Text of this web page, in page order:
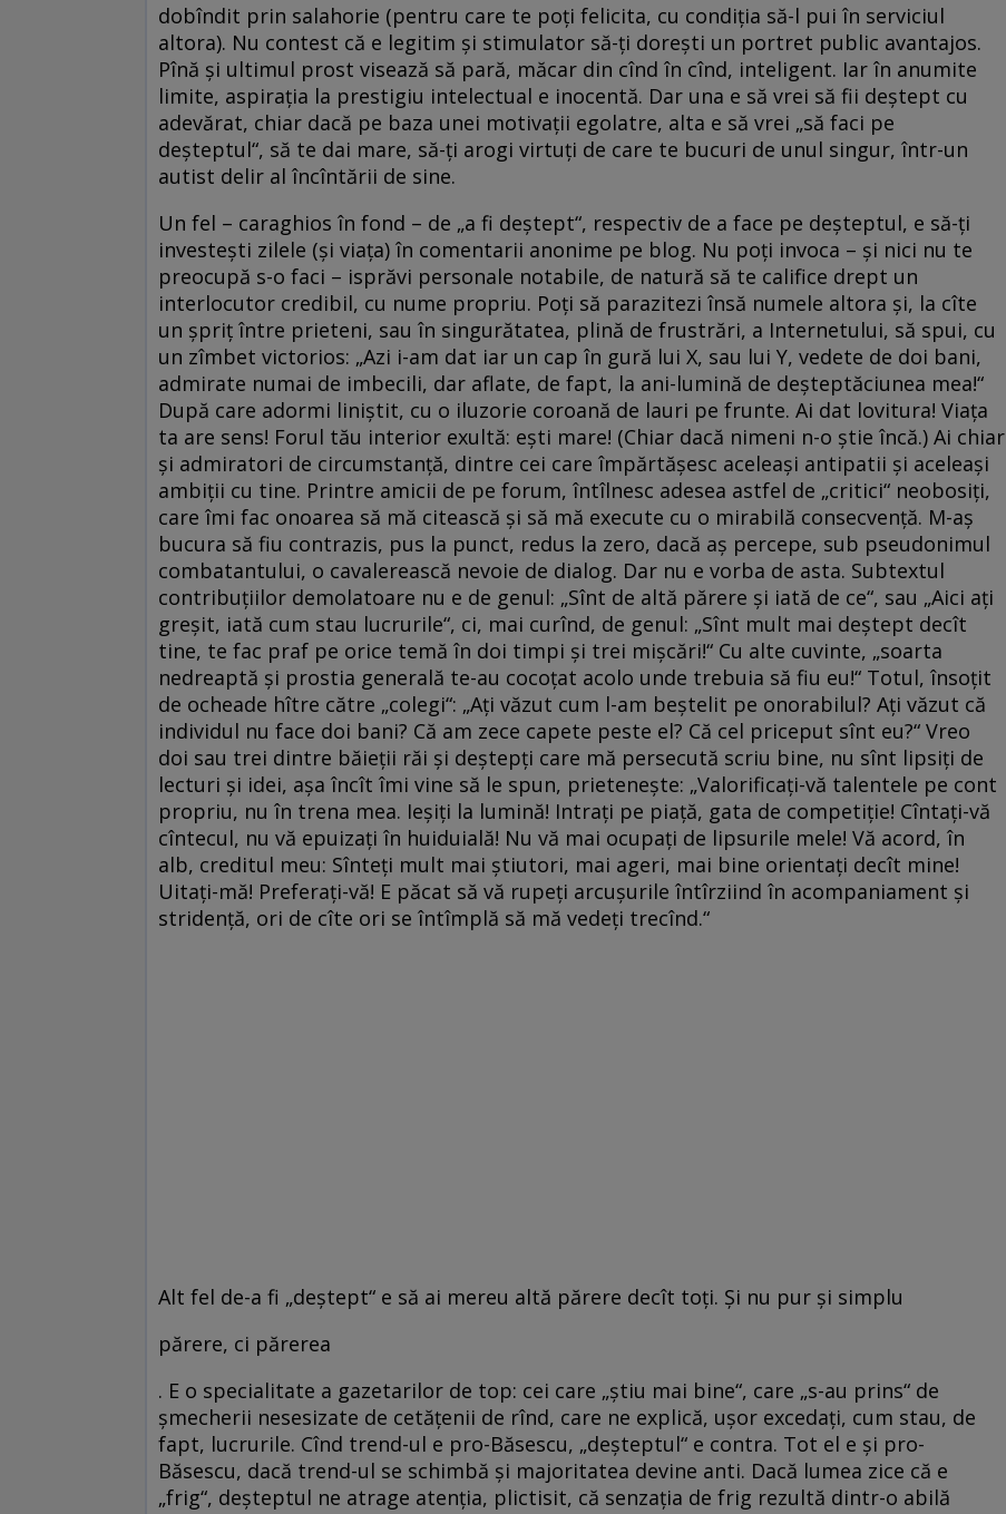
dobîndit prin salahorie (pentru care te poţi felicita, cu condiţia să-l pui în serviciul
altora). Nu contest că e legitim şi stimulator să-ţi doreşti un portret public avantajos.
Pînă şi ultimul prost visează să pară, măcar din cînd în cînd, inteligent. Iar în anumite
limite, aspiraţia la prestigiu intelectual e inocentă. Dar una e să vrei să fii deştept cu
adevărat, chiar dacă pe baza unei motivaţii egolatre, alta e să vrei „să faci pe
deşteptul“, să te dai mare, să-ţi arogi virtuţi de care te bucuri de unul singur, într-un
autist delir al încîntării de sine.
Un fel – caraghios în fond – de „a fi deştept“, respectiv de a face pe deşteptul, e să-ţi
investeşti zilele (şi viaţa) în comentarii anonime pe blog. Nu poţi invoca – şi nici nu te
preocupă s-o faci – isprăvi personale notabile, de natură să te califice drept un
interlocutor credibil, cu nume propriu. Poţi să parazitezi însă numele altora şi, la cîte
un şpriţ între prieteni, sau în singurătatea, plină de frustrări, a Internetului, să spui, cu
un zîmbet victorios: „Azi i-am dat iar un cap în gură lui X, sau lui Y, vedete de doi bani,
admirate numai de imbecili, dar aflate, de fapt, la ani-lumină de deşteptăciunea mea!“
După care adormi liniştit, cu o iluzorie coroană de lauri pe frunte. Ai dat lovitura! Viaţa
ta are sens! Forul tău interior exultă: eşti mare! (Chiar dacă nimeni n-o ştie încă.) Ai chiar
şi admiratori de circumstanţă, dintre cei care împărtăşesc aceleaşi antipatii şi aceleaşi
ambiţii cu tine. Printre amicii de pe forum, întîlnesc adesea astfel de „critici“ neobosiţi,
care îmi fac onoarea să mă citească şi să mă execute cu o mirabilă consecvenţă. M-aş
bucura să fiu contrazis, pus la punct, redus la zero, dacă aş percepe, sub pseudonimul
combatantului, o cavalerească nevoie de dialog. Dar nu e vorba de asta. Subtextul
contribuţiilor demolatoare nu e de genul: „Sînt de altă părere şi iată de ce“, sau „Aici aţi
greşit, iată cum stau lucrurile“, ci, mai curînd, de genul: „Sînt mult mai deştept decît
tine, te fac praf pe orice temă în doi timpi şi trei mişcări!“ Cu alte cuvinte, „soarta
nedreaptă şi prostia generală te-au cocoţat acolo unde trebuia să fiu eu!“ Totul, însoţit
de ocheade hître către „colegi“: „Aţi văzut cum l-am beştelit pe onorabilul? Aţi văzut că
individul nu face doi bani? Că am zece capete peste el? Că cel priceput sînt eu?“ Vreo
doi sau trei dintre băieţii răi şi deştepţi care mă persecută scriu bine, nu sînt lipsiţi de
lecturi şi idei, aşa încît îmi vine să le spun, prieteneşte: „Valorificaţi-vă talentele pe cont
propriu, nu în trena mea. Ieşiţi la lumină! Intraţi pe piaţă, gata de competiţie! Cîntaţi-vă
cîntecul, nu vă epuizaţi în huiduială! Nu vă mai ocupaţi de lipsurile mele! Vă acord, în
alb, creditul meu: Sînteţi mult mai ştiutori, mai ageri, mai bine orientaţi decît mine!
Uitaţi-mă! Preferaţi-vă! E păcat să vă rupeţi arcuşurile întîrziind în acompaniament şi
stridenţă, ori de cîte ori se întîmplă să mă vedeţi trecînd.“
Alt fel de-a fi „deştept“ e să ai mereu altă părere decît toţi. Şi nu pur şi simplu
părere, ci părerea
. E o specialitate a gazetarilor de top: cei care „ştiu mai bine“, care „s-au prins“ de
şmecherii nesesizate de cetăţenii de rînd, care ne explică, uşor excedaţi, cum stau, de
fapt, lucrurile. Cînd trend-ul e pro-Băsescu, „deşteptul“ e contra. Tot el e şi pro-
Băsescu, dacă trend-ul se schimbă şi majoritatea devine anti. Dacă lumea zice că e
„frig“, deşteptul ne atrage atenţia, plictisit, că senzaţia de frig rezultă dintr-o abilă